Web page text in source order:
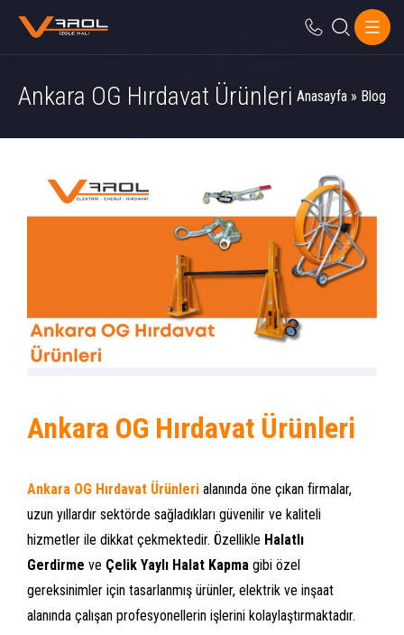
Ankara OG Hırdavat Ürünleri Anasayfa » Blog
Ankara OG Hırdavat Ürünleri
Ankara OG Hırdavat Ürünleri alanında öne çıkan firmalar,
uzun yıllardır sektörde sağladıkları güvenilir ve kaliteli
hizmetler ile dikkat çekmektedir. Özellikle Halatlı
Gerdirme ve Çelik Yaylı Halat Kapma gibi özel
gereksinimler için tasarlanmış ürünler, elektrik ve inşaat
alanında çalışan profesyonellerin işlerini kolaylaştırmaktadır.